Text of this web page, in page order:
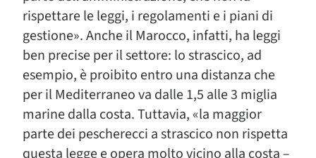
rispettare le leggi, i regolamenti e i piani di
gestione». Anche il Marocco, infatti, ha leggi
ben precise per il settore: lo strascico, ad
esempio, è proibito entro una distanza che
per il Mediterraneo va dalle 1,5 alle 3 miglia
marine dalla costa. Tuttavia, «la maggior
parte dei pescherecci a strascico non rispetta
questa legge e opera molto vicino alla costa –